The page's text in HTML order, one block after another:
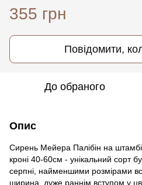
355 грн
Повідомити,
До обраного
Опис
Сирень Мейера Палібін на
кроні 40-60см - унікальний сорт
серпні, найменшими розмірами
ширина, дуже раннім вступом у